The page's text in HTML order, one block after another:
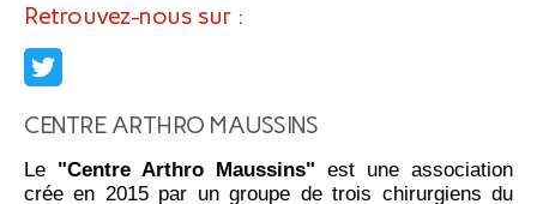
Retrouvez-nous sur :
CENTRE ARTHRO MAUSSINS
Le "Centre Arthro Maussins" est une association
crée en 2015 par un groupe de trois chirurgiens du